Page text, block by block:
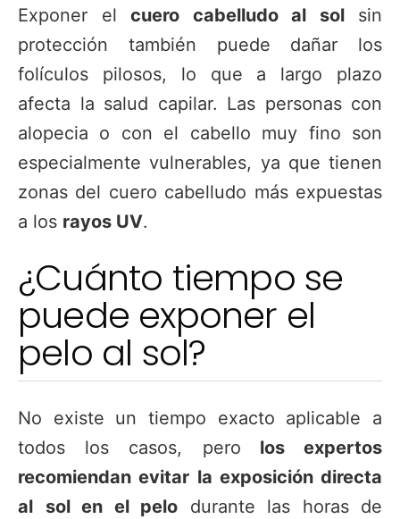
Exponer el cuero cabelludo al solsin
protección también puede dañar los
folículos pilosos, lo que a largo plazo
afecta la salud capilar. Las personas con
alopecia o con el cabello muy fino son
especialmente vulnerables, ya que tienen
zonas del cuero cabelludo más expuestas
a los rayos UV.
¿Cuánto tiempo se
puede exponer el
pelo al sol?
No existe un tiempo exacto aplicable a
todos los casos, pero los expertos
recomiendan evitar la exposición directa
al
sol en el pelo durante las horas de